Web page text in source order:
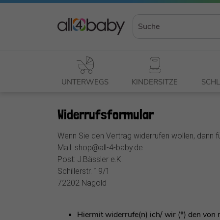
UNTERWEGS KINDERSITZE
Widerrufs­formular
Wenn Sie den Vertrag widerrufen wollen, dann
Mail: shop@all-4-baby.de
Post: J.Bässler e.K.
Schillerstr. 19/1
72202 Nagold
Hiermit widerrufe(n) ich/ wir (*) den von